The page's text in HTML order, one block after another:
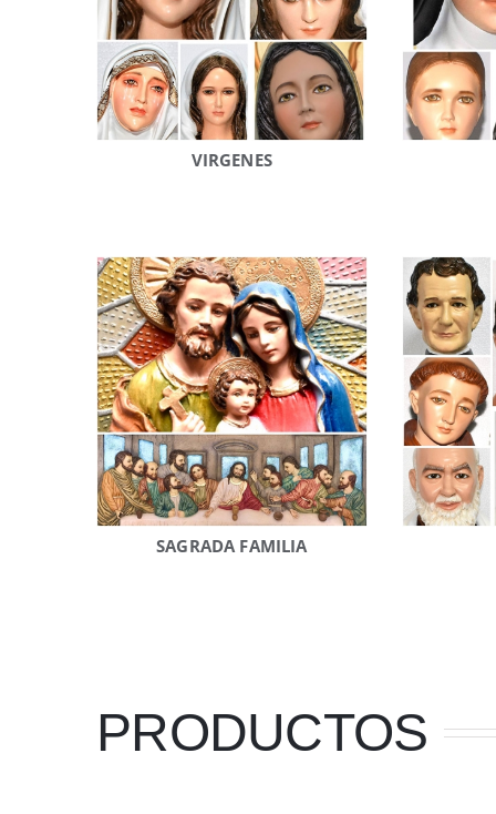
VIRGENES
SAGRADA FAMILIA
PRODUCTOS